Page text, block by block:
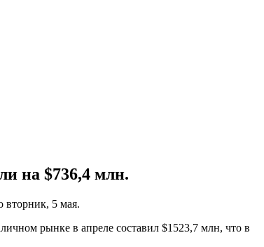
на $736,4 млн.
вторник, 5 мая.
рынке в апреле составил $1523,7 млн, что в